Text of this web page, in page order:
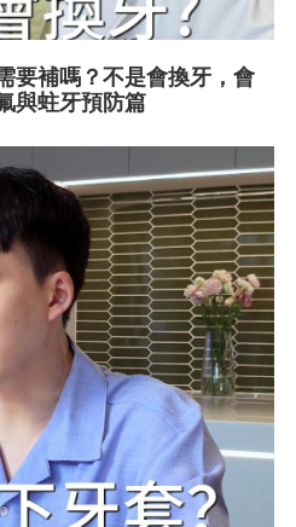
要補嗎？不是會換牙，會
與蛀牙預防篇